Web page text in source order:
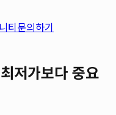
티문의하기
저가보다 중요